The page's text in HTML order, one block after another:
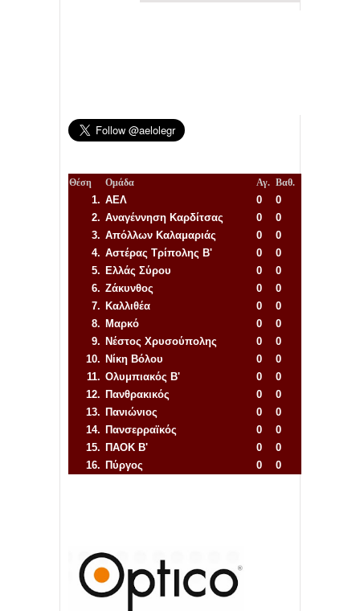
Θέση Ομάδα Αγ. Βαθ.
1. ΑΕΛ 0
0
2. Αναγέννηση Καρδίτσας 0
0
3. Απόλλων Καλαμαριάς 0
0
4. Αστέρας Τρίπολης Β' 0
0
5. Ελλάς Σύρου 0
0
6. Ζάκυνθος 0
0
7. Καλλιθέα 0
0
8. Μαρκό 0
0
9. Νέστος Χρυσούπολης 0
0
10. Νίκη Βόλου 0
0
11. Ολυμπιακός Β' 0
0
12. Πανθρακικός 0
0
13. Πανιώνιος 0
0
14. Πανσερραϊκός 0
0
15. ΠΑΟΚ Β' 0
0
16. Πύργος 0
0